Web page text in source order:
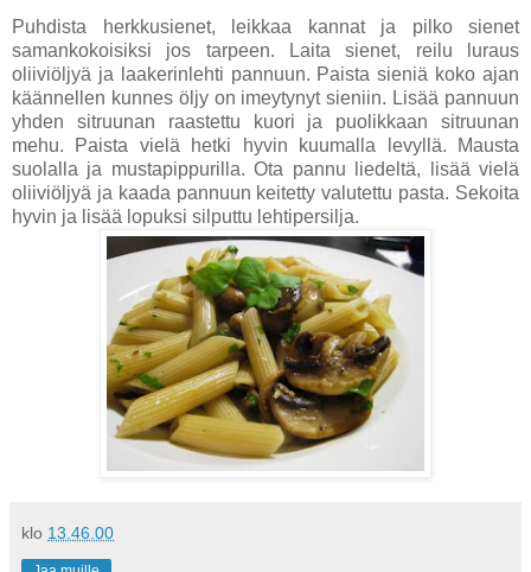
Puhdista herkkusienet, leikkaa kannat ja pilko sienet
samankokoisiksi jos tarpeen. Laita sienet, reilu luraus
oliiviöljyä ja laakerinlehti pannuun. Paista sieniä koko ajan
käännellen kunnes öljy on imeytynyt sieniin. Lisää pannuun
yhden sitruunan raastettu kuori ja puolikkaan sitruunan
mehu. Paista vielä hetki hyvin kuumalla levyllä. Mausta
suolalla ja mustapippurilla. Ota pannu liedeltä, lisää vielä
oliiviöljyä ja kaada pannuun keitetty valutettu pasta. Sekoita
hyvin ja lisää lopuksi silputtu lehtipersilja.
klo 13.46.00